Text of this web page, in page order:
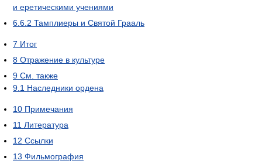
и еретическими учениями
6.6.2 Тамплиеры и Святой Грааль
7 Итог
8 Отражение в культуре
9 См. также
9.1 Наследники ордена
10 Примечания
11 Литература
12 Ссылки
13 Фильмография